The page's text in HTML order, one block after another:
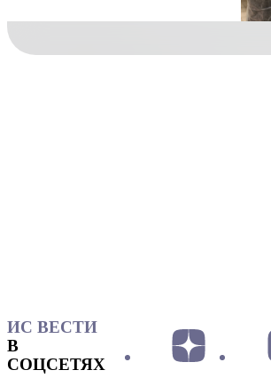
ИС ВЕСТИ
В
СОЦСЕТЯХ